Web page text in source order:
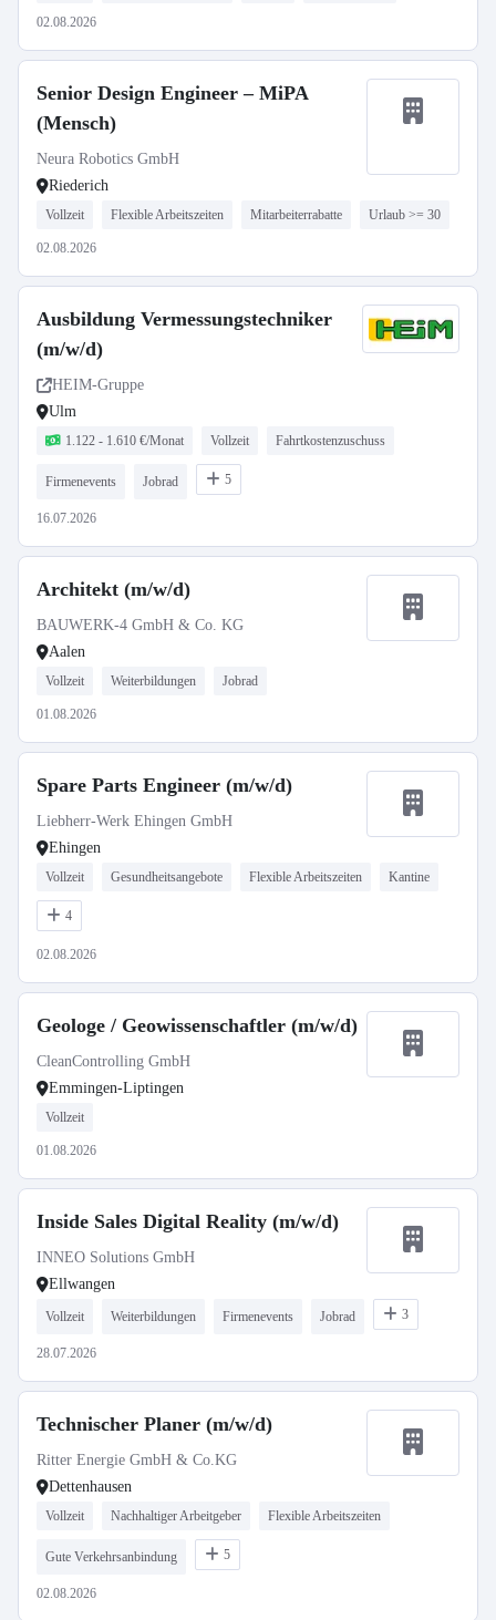
02.08.2026
Senior Design Engineer – MiPA
(Mensch)
Neura Robotics GmbH
Riederich
Vollzeit Flexible Arbeitszeiten Mitarbeiterrabatte Urlaub >= 30
02.08.2026
Ausbildung Vermessungstechniker
(m/w/d)
HEIM-Gruppe
Ulm
1.122 - 1.610 €/Monat Vollzeit Fahrtkostenzuschuss
Firmenevents Jobrad 5
16.07.2026
Architekt (m/w/d)
BAUWERK-4 GmbH & Co. KG
Aalen
Vollzeit Weiterbildungen Jobrad
01.08.2026
Spare Parts Engineer (m/w/d)
Liebherr-Werk Ehingen GmbH
Ehingen
Vollzeit Gesundheitsangebote Flexible Arbeitszeiten Kantine
4
02.08.2026
Geologe / Geowissenschaftler (m/w/d)
CleanControlling GmbH
Emmingen-Liptingen
Vollzeit
01.08.2026
Inside Sales Digital Reality (m/w/d)
INNEO Solutions GmbH
Ellwangen
Vollzeit Weiterbildungen Firmenevents Jobrad 3
28.07.2026
Technischer Planer (m/w/d)
Ritter Energie GmbH & Co.KG
Dettenhausen
Vollzeit Nachhaltiger Arbeitgeber Flexible Arbeitszeiten
Gute Verkehrsanbindung 5
02.08.2026